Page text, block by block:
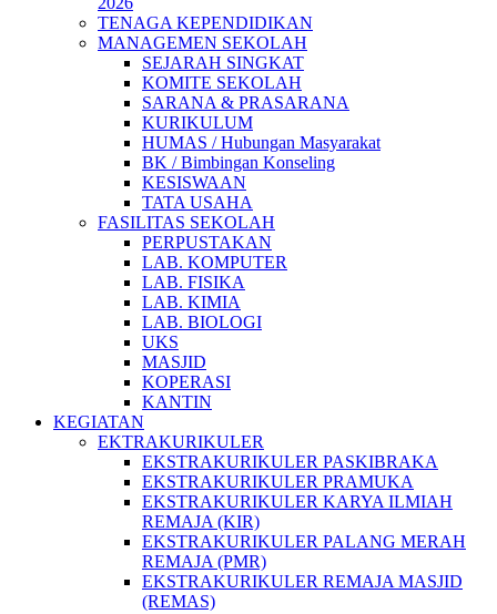
TENAGA KEPENDIDIKAN
MANAGEMEN SEKOLAH
SEJARAH SINGKAT
KOMITE SEKOLAH
SARANA & PRASARANA
KURIKULUM
HUMAS / Hubungan Masyarakat
BK / Bimbingan Konseling
KESISWAAN
TATA USAHA
FASILITAS SEKOLAH
PERPUSTAKAN
LAB. KOMPUTER
LAB. FISIKA
LAB. KIMIA
LAB. BIOLOGI
UKS
MASJID
KOPERASI
KANTIN
KEGIATAN
EKTRAKURIKULER
EKSTRAKURIKULER PASKIBRAKA
EKSTRAKURIKULER PRAMUKA
EKSTRAKURIKULER KARYA ILMIAH
REMAJA (KIR)
EKSTRAKURIKULER PALANG MERAH
REMAJA (PMR)
EKSTRAKURIKULER REMAJA MASJID
(REMAS)